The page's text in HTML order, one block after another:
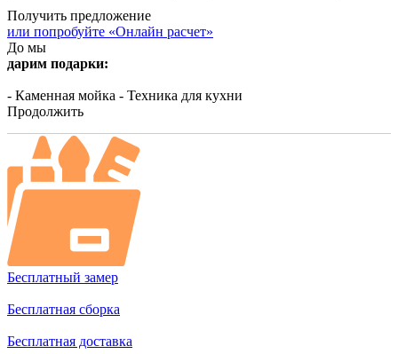
Получить предложение
или попробуйте «Онлайн расчет»
До мы
дарим подарки:
- Каменная мойка - Техника для кухни
Продолжить
Бесплатный замер
Бесплатная сборка
Бесплатная доставка